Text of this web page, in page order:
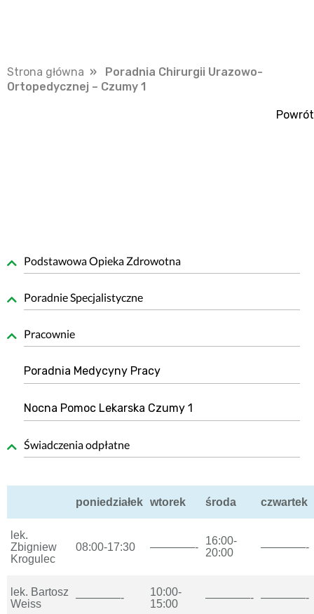
Strona główna » Poradnia Chirurgii Urazowo-
Ortopedycznej – Czumy 1
Powrót
Podstawowa Opieka Zdrowotna
Poradnie Specjalistyczne
Pracownie
Poradnia Medycyny Pracy
Nocna Pomoc Lekarska Czumy 1
Świadczenia odpłatne
poniedziałek wtorek środa czwartek
lek.
Zbigniew
Krogulec
08:00-17:30 ————-
16:00-
20:00
————-
lek. Bartosz
Weiss
————-
10:00-
15:00
————- ————-